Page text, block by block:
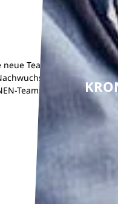
neue Team-Kolleg*innen.
aus. Jetzt
Teams werden!